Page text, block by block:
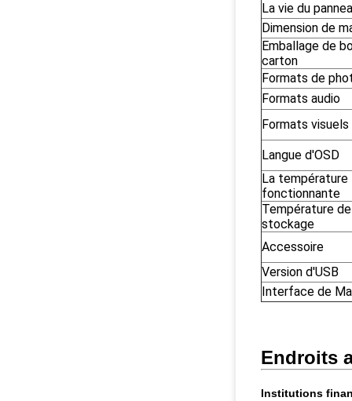
La vie du
Dimension de
Emballage de
carton
Formats de
Formats audio
Formats visuels
Langue d'OSD
La température
fonctionnante
Température de
stockage
Accessoire
Version d'USB
Interface de
Endroits
Institutions